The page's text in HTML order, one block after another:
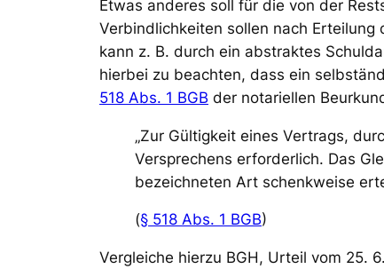
Etwas anderes soll für die von der
Verbindlichkeiten sollen nach
kann z. B. durch ein abstraktes
hierbei zu beachten, dass ein
518 Abs. 1 BGB der notariellen
„Zur Gültigkeit eines Vertrags,
Versprechens erforderlich. Das
bezeichneten Art schenkweise
(§ 518 Abs. 1 BGB)
Vergleiche hierzu BGH, Urteil vom 25.